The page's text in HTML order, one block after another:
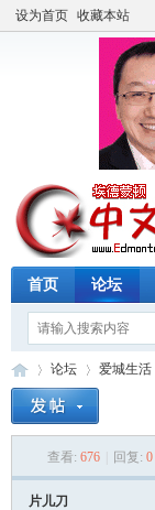
设为首页 收藏本站
首页 论坛
论坛
›
爱城生活
›
查看: 676 回复: 0
片儿刀